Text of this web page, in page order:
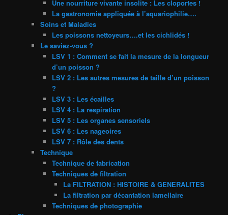
Une nourriture vivante insolite : Les cloportes !
La gastronomie appliquée à l’aquariophilie….
Soins et Maladies
Les poissons nettoyeurs….et les cichlidés !
Le saviez-vous ?
LSV 1 : Comment se fait la mesure de la longueur
d’un poisson ?
LSV 2 : Les autres mesures de taille d’un poisson
?
LSV 3 : Les écailles
LSV 4 : La respiration
LSV 5 : Les organes sensoriels
LSV 6 : Les nageoires
LSV 7 : Rôle des dents
Technique
Technique de fabrication
Techniques de filtration
La FILTRATION : HISTOIRE & GENERALITES
La filtration par décantation lamellaire
Techniques de photographie